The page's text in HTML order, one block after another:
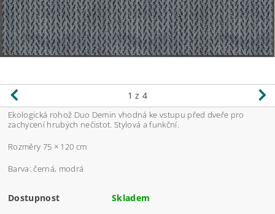
1 z 4
Ekologická rohož Duo Demin vhodná ke vstupu před dveře pro
zachycení hrubých nečistot. Stylová a funkční.
Rozměry 75 × 120 cm
Barva: černá, modrá
Dostupnost Skladem